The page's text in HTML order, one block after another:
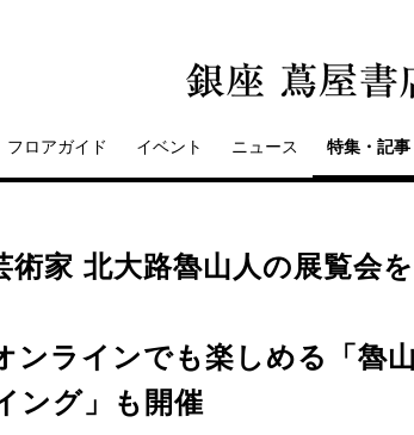
フロアガイド イベント ニュース 特集・記事
術家 北⼤路魯⼭⼈の展覧会
ンラインでも楽しめる「魯
ング」も開催